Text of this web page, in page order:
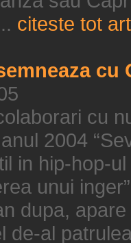
citeste tot
cu
cu
2004
in hip-hop-
unui
dupa,
de-al